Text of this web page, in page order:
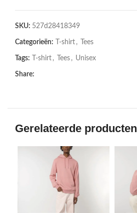
SKU: 527d28418349
Categorieën: T-shirt , Tees
Tags: T-shirt , Tees , Unisex
Share:
Gerelateerde producten